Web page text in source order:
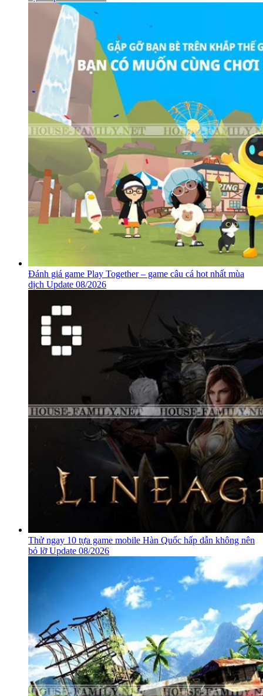
Đánh giá game Play Together – game câu cá hot nhất mùa
dịch Update 08/2026
Thử ngay 10 tựa game mobile Hàn Quốc hấp dẫn không nên
bỏ lỡ Update 08/2026